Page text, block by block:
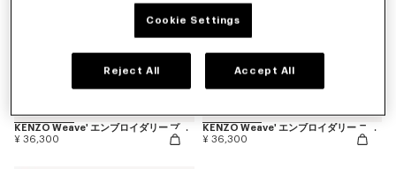
KENZO Weave' エンブロイダリー プラッド
¥ 36,300
KENZO Weave' エンブロイダリー ニット プラッド
¥ 36,300
Cookie Settings
Reject All Accept All